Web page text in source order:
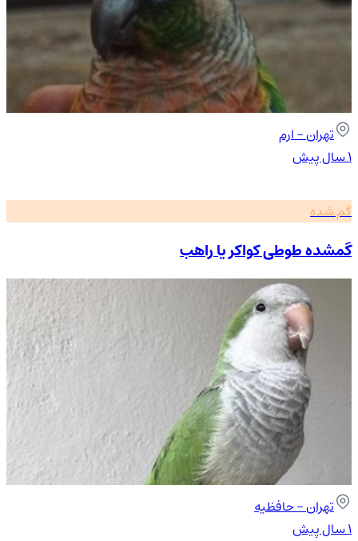
تهران- ارم
۱ سال پیش
گم شده
گمشده طوطی کواکر یا راهب
تهران- حافظیه
۱ سال پیش